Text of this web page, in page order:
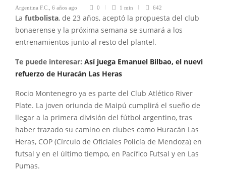
Argentina F.C. 6 años ago 0 1 min 642
La futbolista, de 23 años, aceptó la propuesta del club
bonaerense y la próxima semana se sumará a los
entrenamientos junto al resto del plantel.
Te puede interesar: Así juega Emanuel Bilbao, el nuevi
refuerzo de Huracán Las Heras
Rocio Montenegro ya es parte del Club Atlético River
Plate. La joven oriunda de Maipú cumplirá el sueño de
llegar a la primera división del fútbol argentino, tras
haber trazado su camino en clubes como Huracán Las
Heras, COP (Círculo de Oficiales Policía de Mendoza) en
futsal y en el último tiempo, en Pacífico Futsal y en Las
Pumas.